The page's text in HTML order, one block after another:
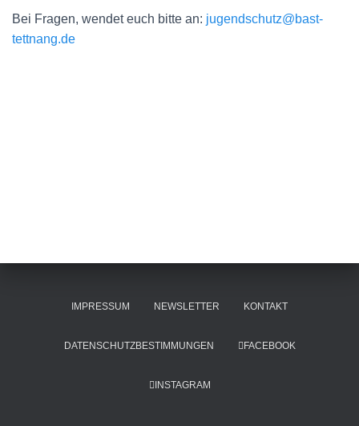
Bei Fragen, wendet euch bitte an: jugendschutz@bast-
tettnang.de
IMPRESSUM NEWSLETTER KONTAKT
DATENSCHUTZBESTIMMUNGEN FACEBOOK
INSTAGRAM